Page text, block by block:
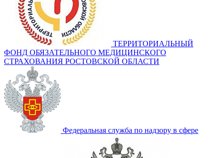
ТЕРРИТОРИАЛЬНЫЙ
ФОНД ОБЯЗАТЕЛЬНОГО МЕДИЦИНСКОГО
СТРАХОВАНИЯ РОСТОВСКОЙ ОБЛАСТИ
Федеральная служба по надзору в сфере